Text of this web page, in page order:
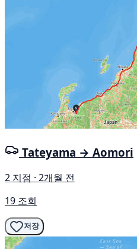
Tateyama → Aomori
2 지점 · 2개월 전
19 조회
저장